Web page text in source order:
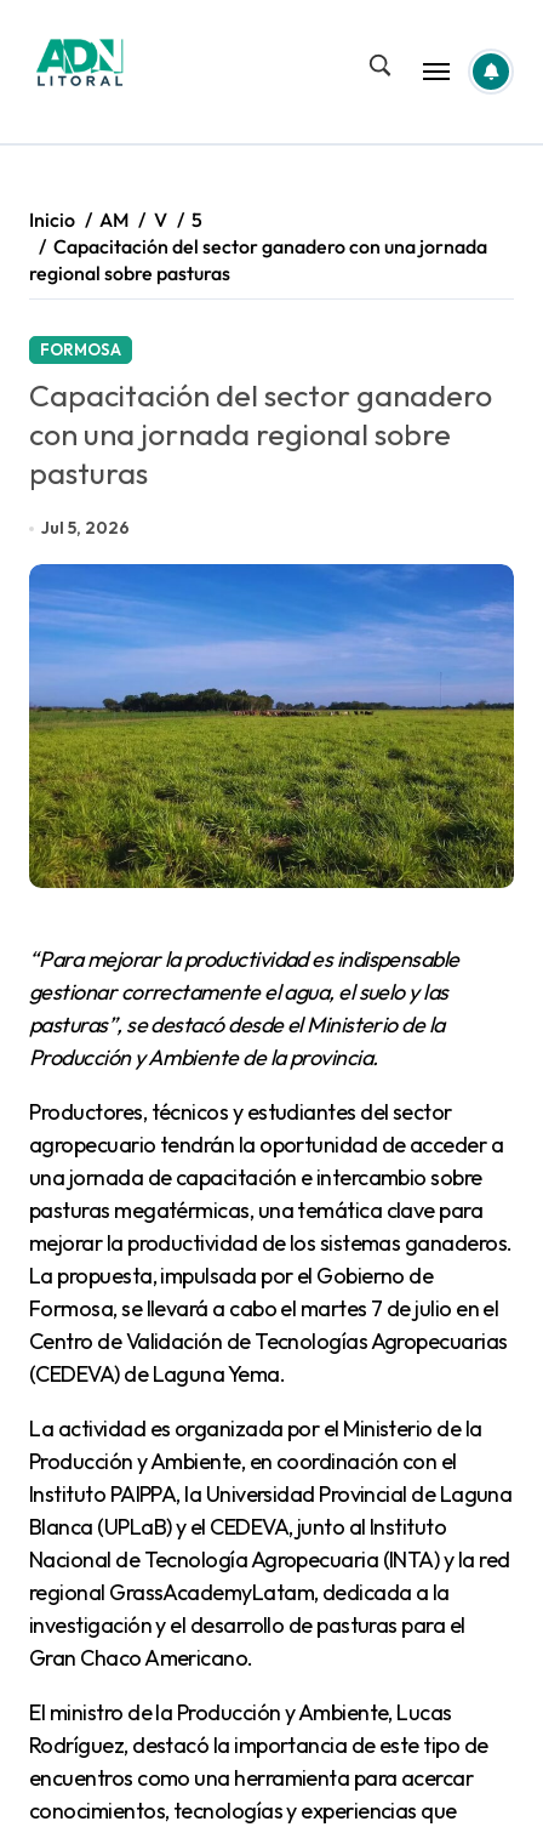
contenido
Inicio AM V
5
Capacitación del sector ganadero con una jornada
regional sobre pasturas
FORMOSA
Capacitación del sector ganadero
con una jornada regional sobre
pasturas
Jul 5, 2026
“Para mejorar la productividad es indispensable
gestionar correctamente el agua, el suelo y las
pasturas”, se destacó desde el Ministerio de la
Producción y Ambiente de la provincia.
Productores, técnicos y estudiantes del sector
agropecuario tendrán la oportunidad de acceder a
una jornada de capacitación e intercambio sobre
pasturas megatérmicas, una temática clave para
mejorar la productividad de los sistemas ganaderos.
La propuesta, impulsada por el Gobierno de
Formosa, se llevará a cabo el martes 7 de julio en el
Centro de Validación de Tecnologías Agropecuarias
(CEDEVA) de Laguna Yema.
La actividad es organizada por el Ministerio de la
Producción y Ambiente, en coordinación con el
Instituto PAIPPA, la Universidad Provincial de Laguna
Blanca (UPLaB) y el CEDEVA, junto al Instituto
Nacional de Tecnología Agropecuaria (INTA) y la red
regional GrassAcademyLatam, dedicada a la
investigación y el desarrollo de pasturas para el
Gran Chaco Americano.
El ministro de la Producción y Ambiente, Lucas
Rodríguez, destacó la importancia de este tipo de
encuentros como una herramienta para acercar
conocimientos, tecnologías y experiencias que